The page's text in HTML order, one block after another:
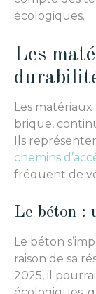
écologiques.
Les
Les
brique,
Ils
chemins
fréquent de
Le béton :
Le béton
raison de sa
2025, il